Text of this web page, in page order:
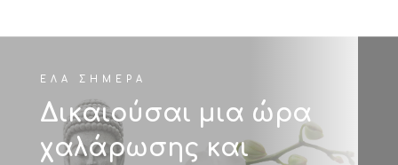
ΕΛΑ ΣΗΜΕΡΑ
Δικαιούσαι μια ώρα
χαλάρωσης και